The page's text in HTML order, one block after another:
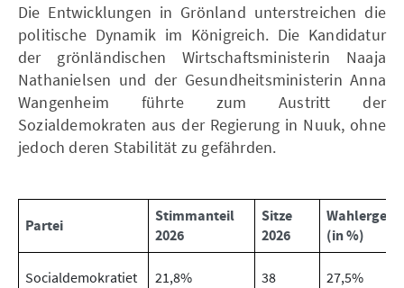
Die Entwicklungen in Grönland unterstreichen die
politische Dynamik im Königreich. Die Kandidatur
der grönländischen Wirtschaftsministerin Naaja
Nathanielsen und der Gesundheitsministerin Anna
Wangenheim führte zum Austritt der
Sozialdemokraten aus der Regierung in Nuuk, ohne
jedoch deren Stabilität zu gefährden.
Partei
Stimmanteil
2026
Sitze
2026
(in %)
Socialdemokratiet 21,8% 38 27,5%